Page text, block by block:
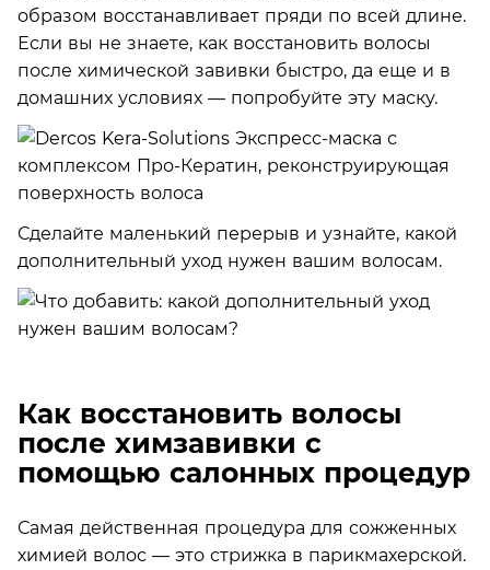
образом восстанавливает пряди по всей длине.
Если вы не знаете, как восстановить волосы
после химической завивки быстро, да еще и в
домашних условиях — попробуйте эту маску.
Сделайте маленький перерыв и узнайте, какой
дополнительный уход нужен вашим волосам.
Как восстановить волосы
после химзавивки с
помощью салонных процедур
Самая действенная процедура для сожженных
химией волос — это стрижка в парикмахерской.